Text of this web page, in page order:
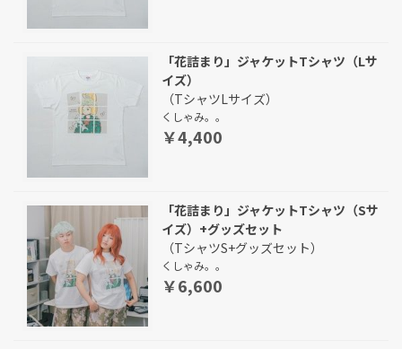
「花詰まり」ジャケットTシャツ（Lサ
イズ）
（TシャツLサイズ）
くしゃみ。。
￥4,400
「花詰まり」ジャケットTシャツ（Sサ
イズ）+グッズセット
（TシャツS+グッズセット）
くしゃみ。。
￥6,600